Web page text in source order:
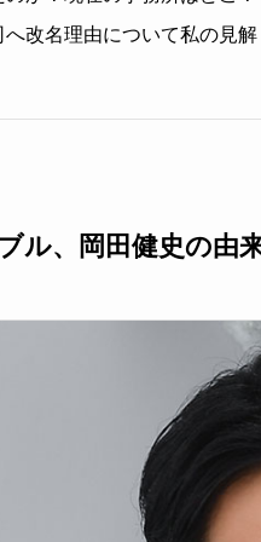
へ改名理由について私の見解
ル、岡田健史の由